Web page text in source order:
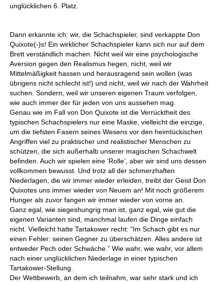
unglücklichen 6. Platz.
Dann erkannte ich: wir, die Schachspieler, sind verkappte Don
Quixote(-)s! Ein wirklicher Schachspieler kann sich nur auf dem
Brett verständlich machen. Nicht weil wir eine psychologische
Aversion gegen den Realismus hegen, nicht, weil wir
Mittelmäßigkeit hassen und herausragend sein wollen (was
übrigens nicht schlecht ist!) und nicht, weil wir nach der Wahrheit
suchen. Sondern, weil wir unseren eigenen Traum verfolgen,
wie auch immer der für jeden von uns aussehen mag.
Genau wie im Fall von Don Quixote ist die Verrücktheit des
typischen Schachspielers nur eine Maske, vielleicht die einzige,
um die tiefsten Fasern seines Wesens vor den heimtückischen
Angriffen viel zu praktischer und realistischer Menschen zu
schützen, die sich außerhalb unserer magischen Schachwelt
befinden. Auch wir spielen eine ‘Rolle’, aber wir sind uns dessen
vollkommen bewusst. Und trotz all der schmerzhaften
Niederlagen, die wir immer wieder erleiden, treibt der Geist Don
Quixotes uns immer wieder von Neuem an! Mit noch größerem
Hunger als zuvor fangen wir immer wieder von vorne an.
Ganz egal, wie siegeshungrig man ist, ganz egal, wie gut die
eigenen Varianten sind, manchmal laufen die Dinge einfach
nicht. Vielleicht hatte Tartakower recht: “Im Schach gibt es nur
einen Fehler: seinen Gegner zu überschätzen. Alles andere ist
entweder Pech oder Schwäche.” Wie wahr, wie wahr, vor allem
nach einer unglücklichen Niederlage in einer typischen
Tartakower-Stellung.
Der Wettbewerb, an dem ich teilnahm, war sehr stark und ich